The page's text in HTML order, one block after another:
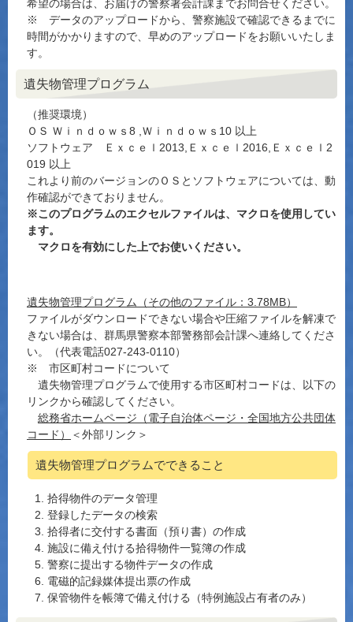
希望の場合は、お届けの警察署会計課までお問合せください。
※ データのアップロードから、警察施設で確認できるまでに
時間がかかりますので、早めのアップロードをお願いいたしま
す。
遺失物管理プログラム
（推奨環境）
ＯＳ Ｗｉｎｄｏｗｓ8 ,Ｗｉｎｄｏｗｓ10 以上
ソフトウェア Ｅｘｃｅｌ2013,Ｅｘｃｅｌ2016,Ｅｘｃｅｌ2
019 以上
これより前のバージョンのＯＳとソフトウェアについては、動
作確認ができておりません。
※このプログラムのエクセルファイルは、マクロを使用してい
ます。
マクロを有効にした上でお使いください。
遺失物管理プログラム（その他のファイル：3.78MB）
ファイルがダウンロードできない場合や圧縮ファイルを解凍で
きない場合は、群馬県警察本部警務部会計課へ連絡してくださ
い。（代表電話027-243-0110）
※ 市区町村コードについて
遺失物管理プログラムで使用する市区町村コードは、以下の
リンクから確認してください。
総務省ホームページ（電子自治体ページ・全国地方公共団体
コード）
＜外部リンク＞
遺失物管理プログラムでできること
拾得物件のデータ管理
登録したデータの検索
拾得者に交付する書面（預り書）の作成
施設に備え付ける拾得物件一覧簿の作成
警察に提出する物件データの作成
電磁的記録媒体提出票の作成
保管物件を帳簿で備え付ける（特例施設占有者のみ）